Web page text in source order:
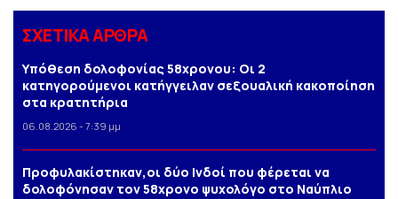
ΣΧΕΤΙΚΑ ΑΡΘΡΑ
Yπόθεση δολοφονίας 58χρονου: Οι 2
κατηγορούμενοι κατήγγειλαν σεξουαλική κακοποίηση
στα κρατητήρια
06.08.2026 - 7:39 μμ
Προφυλακίστηκαν,οι δύο Ινδοί που φέρεται να
δολοφόνησαν τον 58χρονο ψυχολόγο στο Ναύπλιο